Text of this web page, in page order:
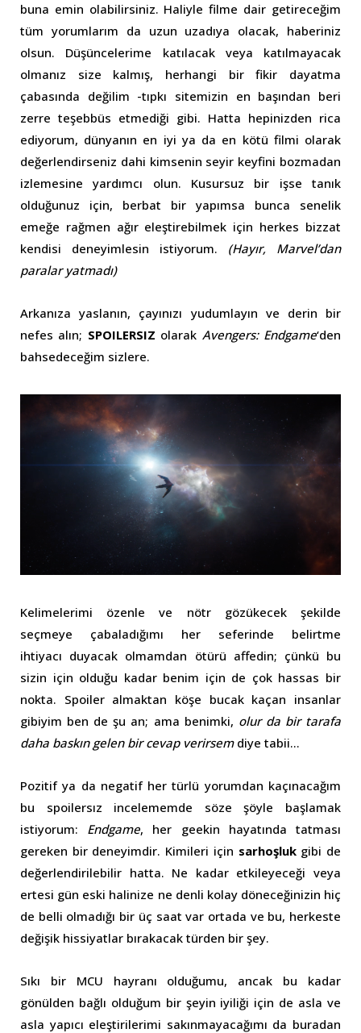
buna emin olabilirsiniz. Haliyle filme dair getireceğim
tüm yorumlarım da uzun uzadıya olacak, haberiniz
olsun. Düşüncelerime katılacak veya katılmayacak
olmanız size kalmış, herhangi bir fikir dayatma
çabasında değilim -tıpkı sitemizin en başından beri
zerre teşebbüs etmediği gibi. Hatta hepinizden rica
ediyorum, dünyanın en iyi ya da en kötü filmi olarak
değerlendirseniz dahi kimsenin seyir keyfini bozmadan
izlemesine yardımcı olun. Kusursuz bir işse tanık
olduğunuz için, berbat bir yapımsa bunca senelik
emeğe rağmen ağır eleştirebilmek için herkes bizzat
kendisi deneyimlesin istiyorum. (Hayır, Marvel’dan
paralar yatmadı)
Arkanıza yaslanın, çayınızı yudumlayın ve derin bir
nefes alın; SPOILERSIZ olarak Avengers: Endgame‘den
bahsedeceğim sizlere.
Kelimelerimi özenle ve nötr gözükecek şekilde
seçmeye çabaladığımı her seferinde belirtme
ihtiyacı duyacak olmamdan ötürü affedin; çünkü bu
sizin için olduğu kadar benim için de çok hassas bir
nokta. Spoiler almaktan köşe bucak kaçan insanlar
gibiyim ben de şu an; ama benimki, olur da bir tarafa
daha baskın gelen bir cevap verirsemdiye tabii…
Pozitif ya da negatif her türlü yorumdan kaçınacağım
bu spoilersız incelememde söze şöyle başlamak
istiyorum: Endgame, her geekin hayatında tatması
gereken bir deneyimdir. Kimileri için sarhoşlukgibi de
değerlendirilebilir hatta. Ne kadar etkileyeceği veya
ertesi gün eski halinize ne denli kolay döneceğinizin hiç
de belli olmadığı bir üç saat var ortada ve bu, herkeste
değişik hissiyatlar bırakacak türden bir şey.
Sıkı bir MCU hayranı olduğumu, ancak bu kadar
gönülden bağlı olduğum bir şeyin iyiliği için de asla ve
asla yapıcı eleştirilerimi sakınmayacağımı da buradan